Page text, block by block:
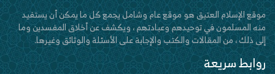
موقع الإسلام العتيق هو موقع عام وشامل يجمع كل ما يمكن أن يستفيد
منه المسلمون في توحيدهم وعبادتهم ، ويكشف عن أخلاق المفسدين وما
إلى ذلك ، من المقالات والكتب والإجابة على الأسئلة والوثائق وغيرها.
روابط سريعة